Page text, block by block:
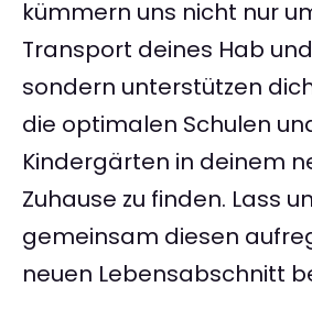
kümmern uns nicht nur
Transport deines Hab
sondern unterstützen
die optimalen Schulen
Kindergärten in deinem
Zuhause zu finden. Lass
gemeinsam diesen
neuen Lebensabschnitt